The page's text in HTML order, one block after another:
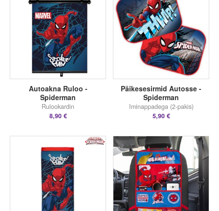
Autoakna Ruloo -
Spiderman
Rulookardin
8,90 €
Päikesesirmid Autosse -
Spiderman
Iminappadega (2-pakis)
5,90 €